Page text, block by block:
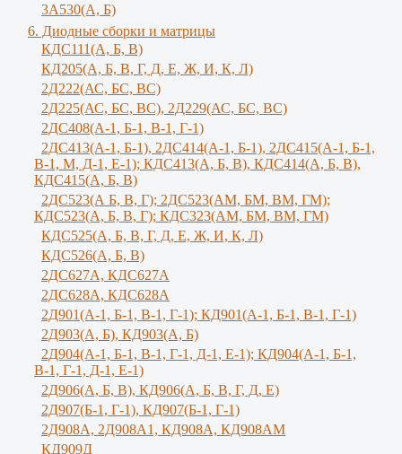
3A530(A, Б)
6. Диодные сборки и матрицы
КДС111(А, Б, B)
КД205(А, Б, В, Г, Д, Е, Ж, И, К, Л)
2Д222(АС, БС, ВС)
2Д225(АС, БС, ВС), 2Д229(АС, БС, ВС)
2ДС408(А-1, Б-1, В-1, Г-1)
2ДС413(А-1, Б-1), 2ДС414(А-1, Б-1), 2ДС415(А-1, Б-1,
В-1, М, Д-1, Е-1); КДС413(А, Б, В), КДС414(А, Б, В),
КДС415(А, Б, В)
2ДС523(А Б, В, Г); 2ДС523(АМ, БМ, ВМ, ГМ);
КДС523(А, Б, В, Г); КДС323(АМ, БМ, ВМ, ГМ)
КДС525(А, Б, В, Г, Д, Е, Ж, И, К, Л)
КДС526(А, Б, В)
2ДС627А, КДС627А
2ДС628А, КДС628А
2Д901(А-1, Б-1, В-1, Г-1); КД901(А-1, Б-1, В-1, Г-1)
2Д903(А, Б), КД903(А, Б)
2Д904(А-1, Б-1, В-1, Г-1, Д-1, Е-1); КД904(А-1, Б-1,
В-1, Г-1, Д-1, Е-1)
2Д906(А, Б, В), КД906(А, Б, В, Г, Д, Е)
2Д907(Б-1, Г-1), КД907(Б-1, Г-1)
2Д908А, 2Д908А1, КД908А, КД908АМ
КД909Д